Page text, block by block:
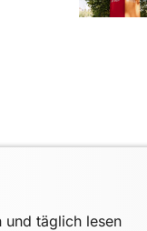
und täglich lesen